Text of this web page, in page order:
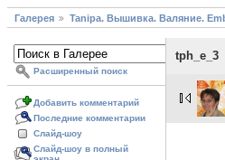
Галерея Tanipa. Вышивка. Валяние.
Расширенный поиск
Добавить комментарий
Последние комментарии
Слайд-шоу
Слайд-шоу в полный
tph_e_3